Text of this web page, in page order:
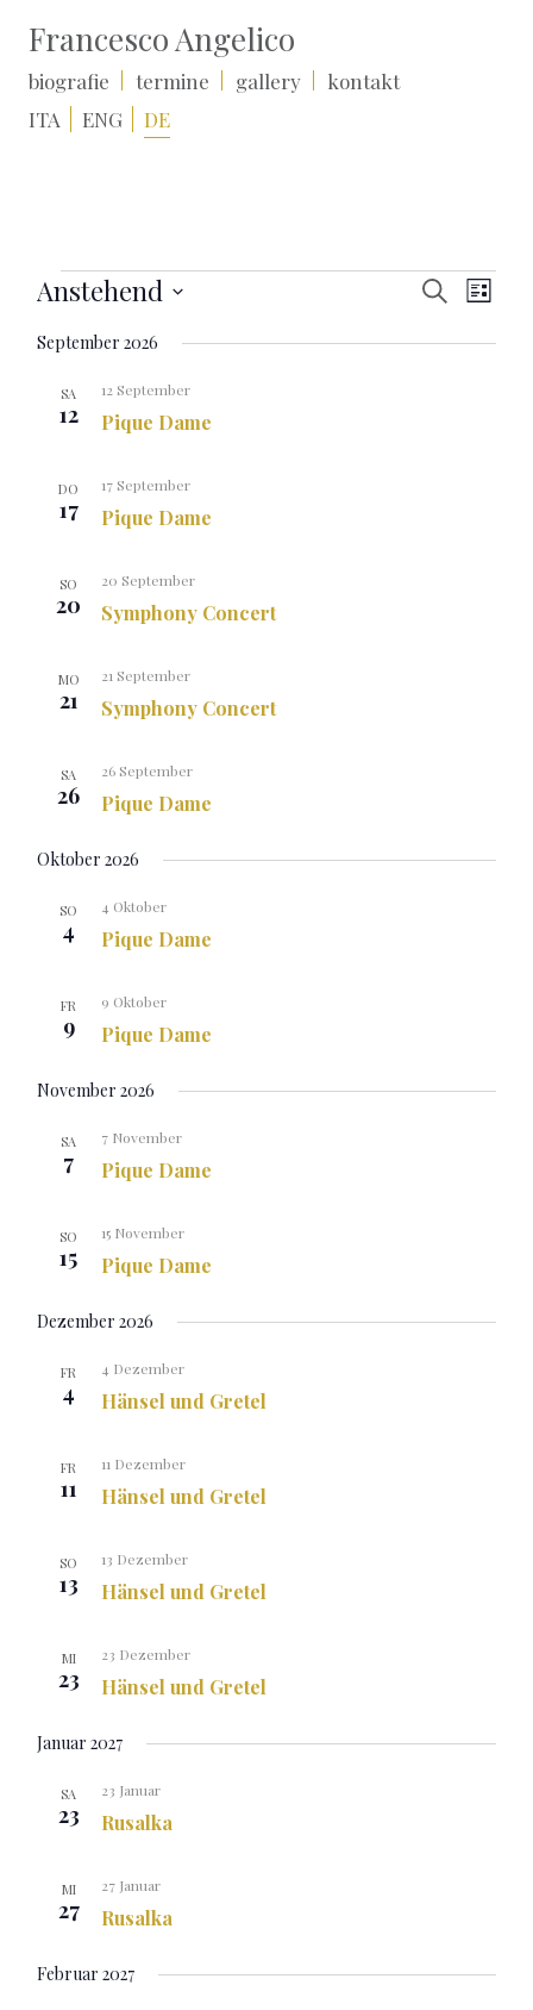
Francesco Angelico
biografie termine gallery
kontakt
ITA
ENG DE
Veranstaltungen
Suche
Ansichten,
SucheListe
Anstehend
wählen.
September 2026
SA
12 Pique Dame
12 September
DO
17 Pique Dame
17 September
SO
20 Symphony Concert
20 September
MO
21 Symphony Concert
21 September
SA
26 Pique Dame
26 September
Oktober 2026
SO
4 Pique Dame
4 Oktober
FR
9 Pique Dame
9 Oktober
November 2026
SA
7 Pique Dame
7 November
SO
15 Pique Dame
15 November
Dezember 2026
FR
4 Hänsel und Gretel
4 Dezember
FR
11 Hänsel und Gretel
11 Dezember
SO
13 Hänsel und Gretel
13 Dezember
MI
23 Hänsel und Gretel
23 Dezember
Januar 2027
SA
23 Rusalka
23 Januar
MI
27 Rusalka
27 Januar
Februar 2027